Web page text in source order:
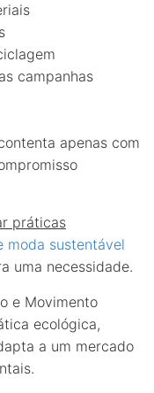
campanhas
apenas com
práticas
moda sustentável
uma necessidade.
e Movimento
ecológica,
a um mercado